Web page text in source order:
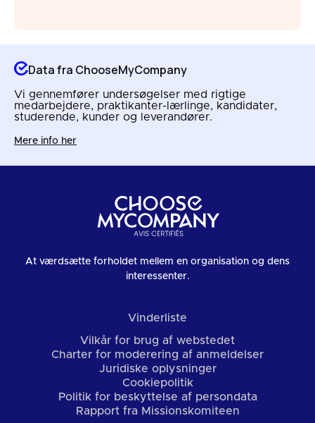
Data fra ChooseMyCompany
Vi gennemfører undersøgelser med rigtige
medarbejdere, praktikanter-lærlinge, kandidater,
studerende, kunder og leverandører.
Mere info her
At værdsætte forholdet mellem en organisation og dens
interessenter.
Vinderliste
Vilkår for brug af webstedet
Charter for moderering af anmeldelser
Juridiske oplysninger
Cookiepolitik
Politik for beskyttelse af persondata
Rapport fra Missionskomiteen